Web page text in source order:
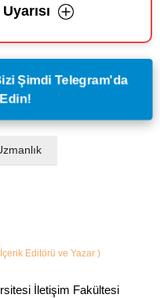
Şimdi Telegram'da
İçerik Editörü ve Yazar )
İletişim Fakültesi